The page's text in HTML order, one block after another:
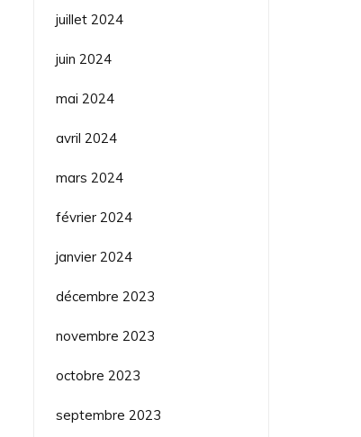
juillet 2024
juin 2024
mai 2024
avril 2024
mars 2024
février 2024
janvier 2024
décembre 2023
novembre 2023
octobre 2023
septembre 2023